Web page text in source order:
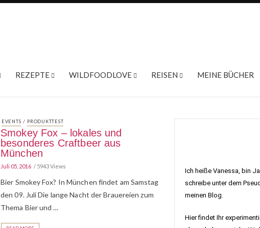
REZEPTE WILDFOODLOVE REISEN MEINE BÜCHER
EVENTS / PRODUKTTEST
Smokey Fox – lokales und
besonderes Craftbeer aus
München
Juli 05, 2016 5943 Views
Bier Smokey Fox? In München findet am Samstag
den 09. Juli Die lange Nacht der Brauereien zum
Thema Bier und …
Ich heiße Vanessa, bin
schreibe unter dem
meinen Blog.
Hier findet Ihr